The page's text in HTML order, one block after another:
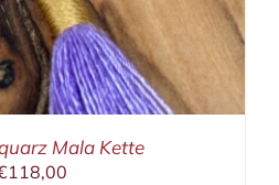
Mala Kette
118,00